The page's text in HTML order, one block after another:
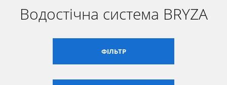
Водостічна система BRYZA
ФІЛЬТР